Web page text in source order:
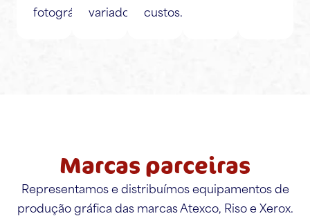
fotográfica.variados.
custos.
Marcas parceiras
Representamos e distribuímos equipamentos de
produção gráfica das marcas Atexco, Riso e Xerox.